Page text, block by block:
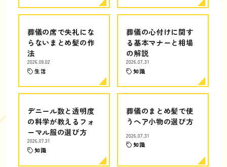
葬儀の席で失礼にな
らないまとめ髪の作
法
2026.08.02
生活
葬儀の心付けに関す
る基本マナーと相場
の解説
2026.07.31
知識
デニール数と透明度
の科学が教えるフォ
ーマル服の選び方
2026.07.31
知識
葬儀のまとめ髪で使
うヘア小物の選び方
2026.07.31
知識